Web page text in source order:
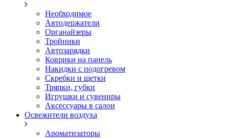
Необходимое
Автодержатели
Органайзеры
Тройники
Автозарядки
Коврики на панель
Накидки с подогревом
Скребки и щетки
Тряпки, губки
Игрушки и сувениры
Аксессуары в салон
Освежители воздуха
Ароматизаторы